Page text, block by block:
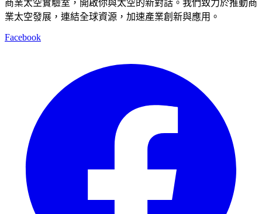
商業太空實驗室，開啟你與太空的新對話。我們致力於推動商
業太空發展，連結全球資源，加速產業創新與應用。
Facebook